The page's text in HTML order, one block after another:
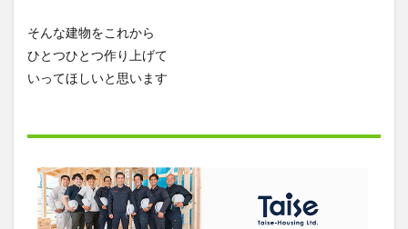
そんな建物をこれから
ひとつひとつ作り上げて
いってほしいと思います